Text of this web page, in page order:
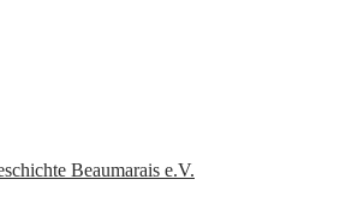
Beaumarais e.V.